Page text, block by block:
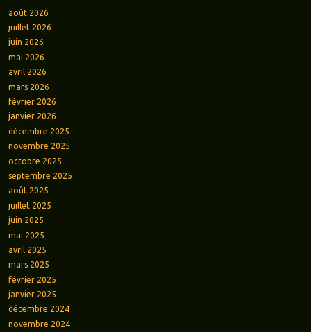
août 2026
juillet 2026
juin 2026
mai 2026
avril 2026
mars 2026
février 2026
janvier 2026
décembre 2025
novembre 2025
octobre 2025
septembre 2025
août 2025
juillet 2025
juin 2025
mai 2025
avril 2025
mars 2025
février 2025
janvier 2025
décembre 2024
novembre 2024